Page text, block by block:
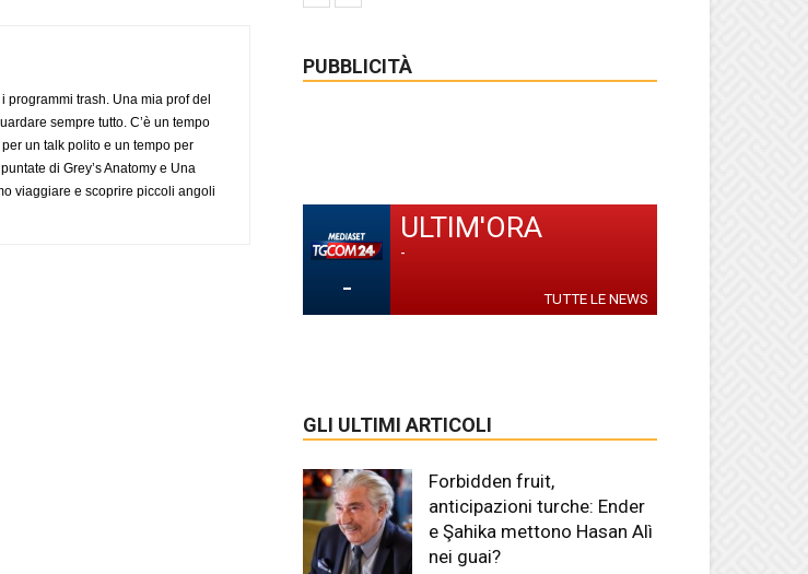
trash. Una mia prof del
sempre tutto. C’è un tempo
un talk polito e un tempo per
di Grey’s Anatomy e Una
viaggiare e scoprire piccoli angoli
PUBBLICITÀ
-
ULTIM'ORA
-
TUTTE LE NEWS
GLI ULTIMI ARTICOLI
Forbidden fruit,
anticipazioni turche: Ender
e Şahika mettono Hasan Alì
nei guai?